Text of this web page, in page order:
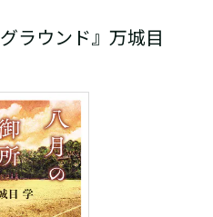
ラウンド』万城目